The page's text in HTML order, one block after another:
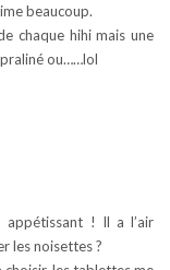
beaucoup.
chaque hihi mais une
ou……lol
appétissant ! Il a l’air
les noisettes ?